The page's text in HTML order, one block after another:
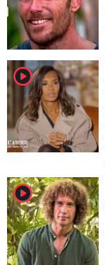
player2
player2